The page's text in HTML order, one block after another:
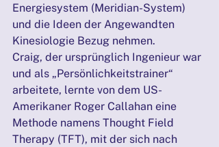
Energiesystem (Meridian-System)
und die Ideen der Angewandten
Kinesiologie Bezug nehmen.
Craig, der ursprünglich Ingenieur war
und als „Persönlichkeitstrainer“
arbeitete, lernte von dem US-
Amerikaner Roger Callahan eine
Methode namens Thought Field
Therapy (TFT), mit der sich nach